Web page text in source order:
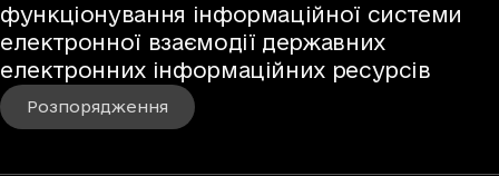
функціонування інформаційної системи
електронної взаємодії державних
електронних інформаційних ресурсів
Розпорядження